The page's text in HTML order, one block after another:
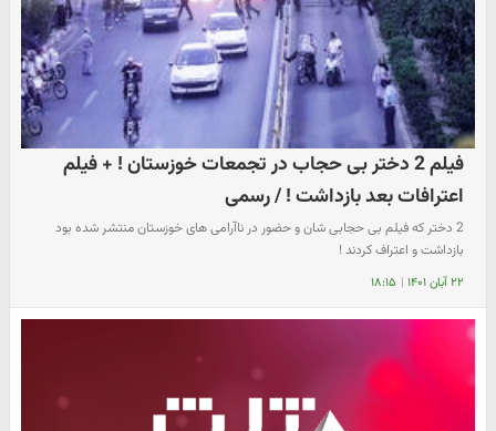
فیلم 2 دختر بی حجاب در تجمعات خوزستان ! + فیلم
اعترافات بعد بازداشت ! / رسمی
2 دختر که فیلم بی حجابی شان و حضور در ناآرامی های خوزستان منتشر شده بود
بازداشت و اعتراف کردند !
۲۲ آبان ۱۴۰۱ | ۱۸:۱۵